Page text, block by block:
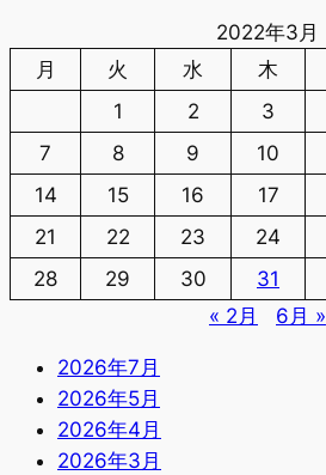
2022年3月
月
火 水 木
1
2 3
7
8 9 10
14
15 16 17
21
22 23 24
28
29 30
31
« 2月
6月 »
2026年7月
2026年5月
2026年4月
2026年3月